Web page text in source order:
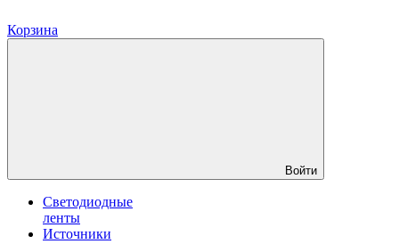
Корзина
Войти
Светодиодные
ленты
Источники